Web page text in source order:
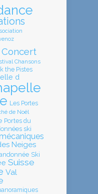
Concert
Chansons
the Pistes
d
Les Portes
de Noël
Portes du
ski
Neiges
Ski
Suisse
Val